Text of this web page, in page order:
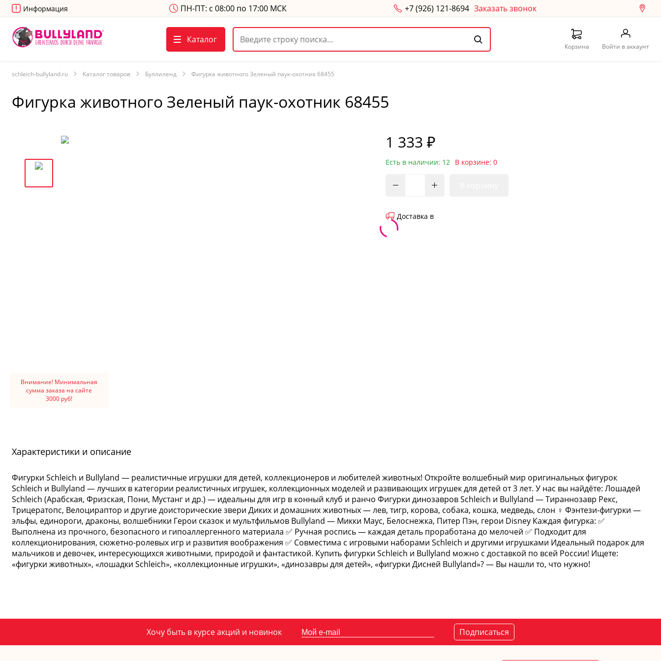
Информация ПН-ПТ: с 08:00 по 17:00 МСК +7 (926) 121-8694 Заказать звонок
Каталог
Корзина Войти в аккаунт
schleich-bullyland.ru Каталог товаров Буллиленд Фигурка животного Зеленый паук-охотник 68455
Фигурка животного Зеленый паук-охотник 68455
1 333 ₽
Есть в наличии: 12 В корзине: 0
Доставка в
Характеристики и описание
Фигурки Schleich и Bullyland — реалистичные игрушки для детей, коллекционеров и любителей животных! Откройте волшебный мир оригинальных фигурок
Schleich и Bullyland — лучших в категории реалистичных игрушек, коллекционных моделей и развивающих игрушек для детей от 3 лет. У нас вы найдёте: Лошадей
Schleich (Арабская, Фризская, Пони, Мустанг и др.) — идеальны для игр в конный клуб и ранчо Фигурки динозавров Schleich и Bullyland — Тираннозавр Рекс,
Трицератопс, Велоцираптор и другие доисторические звери Диких и домашних животных — лев, тигр, корова, собака, кошка, медведь, слон ♀ Фэнтези-фигурки —
эльфы, единороги, драконы, волшебники Герои сказок и мультфильмов Bullyland — Микки Маус, Белоснежка, Питер Пэн, герои Disney Каждая фигурка: ✅
Выполнена из прочного, безопасного и гипоаллергенного материала ✅ Ручная роспись — каждая деталь проработана до мелочей ✅ Подходит для
коллекционирования, сюжетно-ролевых игр и развития воображения ✅ Совместима с игровыми наборами Schleich и другими игрушками Идеальный подарок для
мальчиков и девочек, интересующихся животными, природой и фантастикой. Купить фигурки Schleich и Bullyland можно с доставкой по всей России! Ищете:
«фигурки животных», «лошадки Schleich», «коллекционные игрушки», «динозавры для детей», «фигурки Дисней Bullyland»? — Вы нашли то, что нужно!
Хочу быть в курсе акций и новинок Подписаться
Внимание! Минимальная
сумма заказа на сайте
3000 руб!